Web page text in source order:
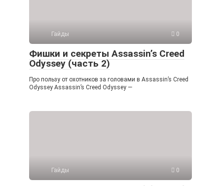
Гайды 0
Фишки и секреты Assassin’s Creed
Odyssey (часть 2)
Про пользу от охотников за головами в Assassin’s Creed
Odyssey Assassin’s Creed Odyssey —
Гайды 0